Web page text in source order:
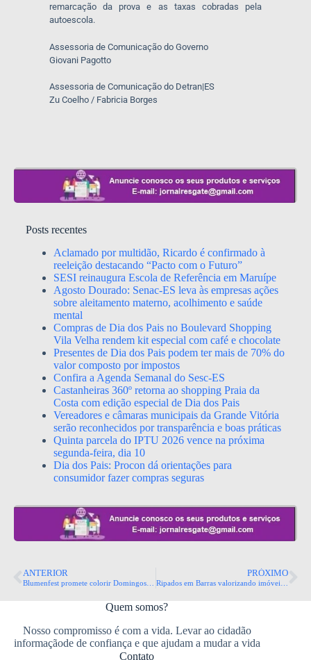
remarcação da prova e as taxas cobradas pela
autoescola.
Assessoria de Comunicação do Governo
Giovani Pagotto
Assessoria de Comunicação do Detran|ES
Zu Coelho / Fabricia Borges
Posts recentes
Aclamado por multidão, Ricardo é confirmado à
reeleição destacando “Pacto com o Futuro”
SESI reinaugura Escola de Referência em Maruípe
Agosto Dourado: Senac-ES leva às empresas ações
sobre aleitamento materno, acolhimento e saúde
mental
Compras de Dia dos Pais no Boulevard Shopping
Vila Velha rendem kit especial com café e chocolate
Presentes de Dia dos Pais podem ter mais de 70% do
valor composto por impostos
Confira a Agenda Semanal do Sesc-ES
Castanheiras 360º retorna ao shopping Praia da
Costa com edição especial de Dia dos Pais
Vereadores e câmaras municipais da Grande Vitória
serão reconhecidos por transparência e boas práticas
Quinta parcela do IPTU 2026 vence na próxima
segunda-feira, dia 10
Dia dos Pais: Procon dá orientações para
consumidor fazer compras seguras
ANTERIOR PRÓXIMO
Quem somos?
Nosso compromisso é com a vida. Levar ao cidadão
informaçãode de confiança e que ajudam a mudar a vida
Contato